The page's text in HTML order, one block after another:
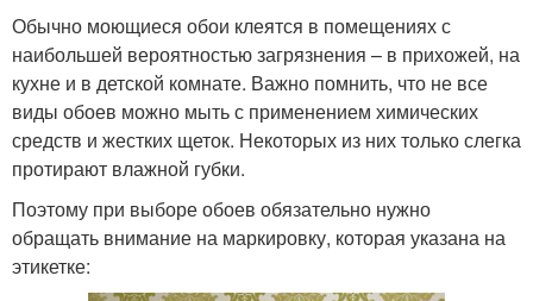
Обычно моющиеся обои клеятся в помещениях с
наибольшей вероятностью загрязнения – в прихожей, на
кухне и в детской комнате. Важно помнить, что не все
виды обоев можно мыть с применением химических
средств и жестких щеток. Некоторых из них только слегка
протирают влажной губки.
Поэтому при выборе обоев обязательно нужно
обращать внимание на маркировку, которая указана на
этикетке: